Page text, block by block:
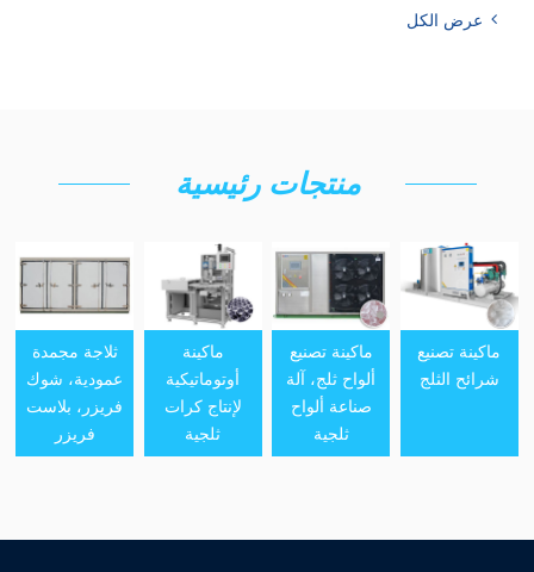
عرض الكل
منتجات رئيسية
ماكينة تصنيع
شرائح الثلج
ماكينة تصنيع
ألواح ثلج، آلة
صناعة ألواح
ثلجية
ماكينة
أوتوماتيكية
لإنتاج كرات
ثلجية
ثلاجة مجمدة
عمودية، شوك
فريزر، بلاست
فريزر